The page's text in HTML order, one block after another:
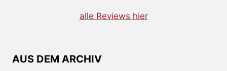
alle Reviews hier
AUS DEM ARCHIV